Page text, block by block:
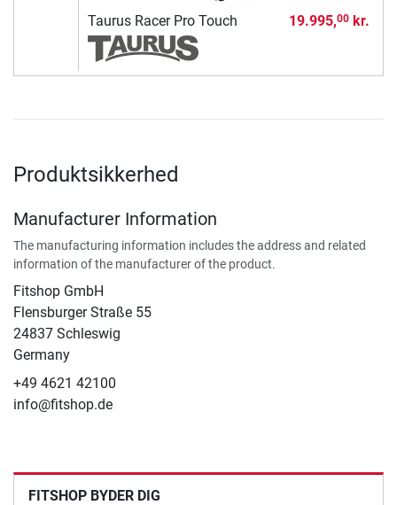
Taurus Racer Pro Touch 19.995,00kr.
Produktsikkerhed
Manufacturer Information
The manufacturing information includes the address and related
information of the manufacturer of the product.
Fitshop GmbH
Flensburger Straße 55
24837 Schleswig
Germany
+49 4621 42100
info@fitshop.de
FITSHOP BYDER DIG